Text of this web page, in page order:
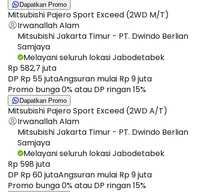
Dapatkan Promo
Mitsubishi Pajero Sport Exceed (2WD M/T)
Irwanallah Alam
Mitsubishi Jakarta Timur - PT. Dwindo Berlian
Samjaya
Melayani seluruh lokasi Jabodetabek
Rp 582,7 juta
DP Rp 55 jutaAngsuran mulai Rp 9 juta
Promo bunga 0% atau DP ringan 15%
Dapatkan Promo
Mitsubishi Pajero Sport Exceed (2WD A/T)
Irwanallah Alam
Mitsubishi Jakarta Timur - PT. Dwindo Berlian
Samjaya
Melayani seluruh lokasi Jabodetabek
Rp 598 juta
DP Rp 60 jutaAngsuran mulai Rp 9 juta
Promo bunga 0% atau DP ringan 15%